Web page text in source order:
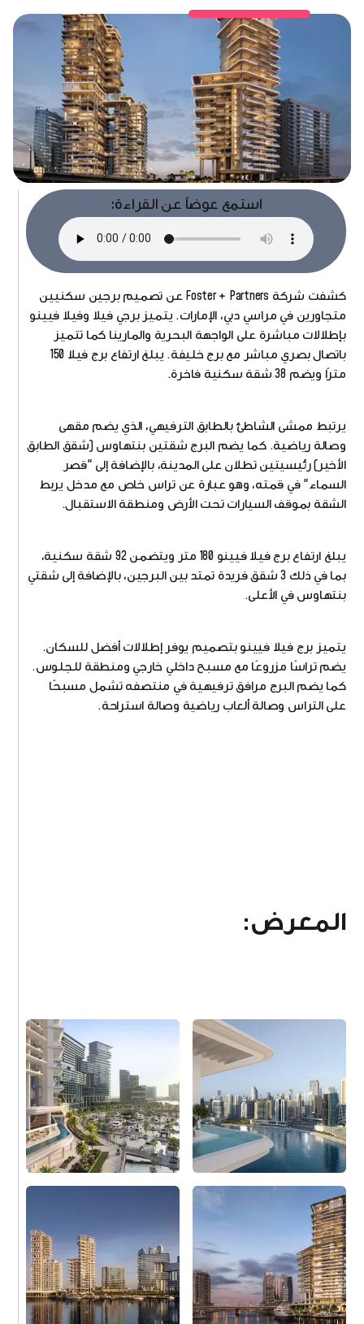
استمع عوضاً عن القراءة:
كشفت شركة Foster + Partners عن تصميم برجين سكنيين
متجاورين في مراسي دبي، الإمارات. يتميز برجي فيلا وفيلا فيينو
بإطلالات مباشرة على الواجهة البحرية والمارينا كما تتميز
باتصال بصري مباشر مع برج خليفة. يبلغ ارتفاع برج فيلا 150
مترًا ويضم 38 شقة سكنية فاخرة.
يرتبط ممشى الشاطئ بالطابق الترفيهي، الذي يضم مقهى
وصالة رياضية. كما يضم البرج شقتين بنتهاوس (شقق الطابق
الأخير) رئيسيتين تطلان على المدينة، بالإضافة إلى "قصر
السماء" في قمته، وهو عبارة عن تراس خاص مع مدخل يربط
الشقة بموقف السيارات تحت الأرض ومنطقة الاستقبال.
يبلغ ارتفاع برج فيلا فيينو 180 متر ويتضمن 92 شقة سكنية،
بما في ذلك 3 شقق فريدة تمتد بين البرجين، بالإضافة إلى شقتي
بنتهاوس في الأعلى.
يتميز برج فيلا فيينو بتصميم يوفر إطلالات أفضل للسكان.
يضم تراسًا مزروعًا مع مسبح داخلي خارجي ومنطقة للجلوس.
كما يضم البرج مرافق ترفيهية في منتصفه تشمل مسبحًا
على التراس وصالة ألعاب رياضية وصالة استراحة.
المعرض: